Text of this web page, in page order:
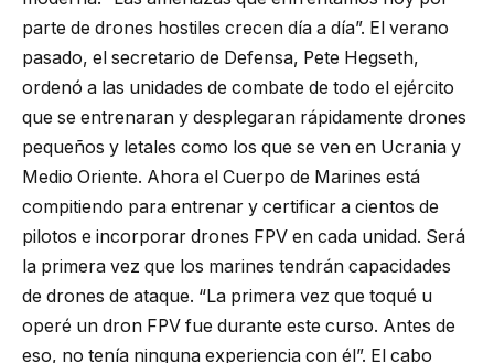
parte de drones hostiles crecen día a día”. El verano
pasado, el secretario de Defensa, Pete Hegseth,
ordenó a las unidades de combate de todo el ejército
que se entrenaran y desplegaran rápidamente drones
pequeños y letales como los que se ven en Ucrania y
Medio Oriente. Ahora el Cuerpo de Marines está
compitiendo para entrenar y certificar a cientos de
pilotos e incorporar drones FPV en cada unidad. Será
la primera vez que los marines tendrán capacidades
de drones de ataque. “La primera vez que toqué u
operé un dron FPV fue durante este curso. Antes de
eso, no tenía ninguna experiencia con él”. El cabo